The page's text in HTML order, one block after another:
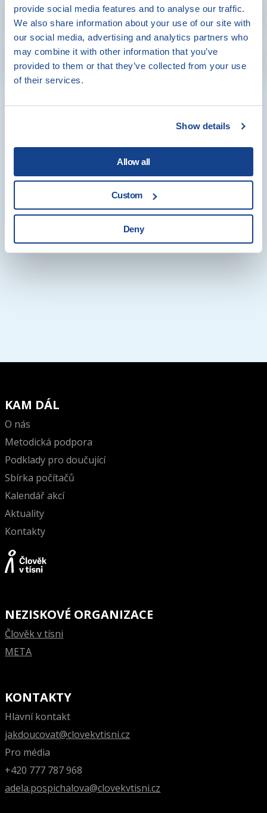
provide social media features and to analyse our traffic.
We also share information about your use of our site with
our social media, advertising and analytics partners who
may combine it with other information that you’ve
provided to them or that they’ve collected from your use
of their services.
Show details
Allow all
Custom
Deny
Informace o zpracování Vašich osobních údajů, které zde
poskytujete, najdete
Odeslat ke schválení
KAM DÁL
O nás
Metodická podpora
Podklady pro doučující
Sbírka počítačů
Kalendář akcí
Aktuality
Kontakty
NEZISKOVÉ ORGANIZACE
Člověk v tísni
META
KONTAKTY
Hlavní kontakt
jakdoucovat@clovekvtisni.cz
Pro média
+420 777 787 968
adela.pospichalova@clovekvtisni.cz